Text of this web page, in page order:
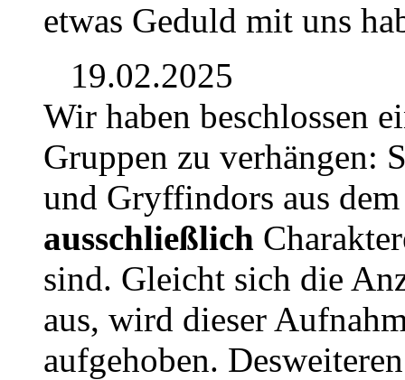
etwas Geduld mit uns
19.02.2025
Wir haben beschlossen
Gruppen zu verhängen:
und Gryffindors aus
ausschließlich
sind. Gleicht sich die
aus, wird dieser
aufgehoben.